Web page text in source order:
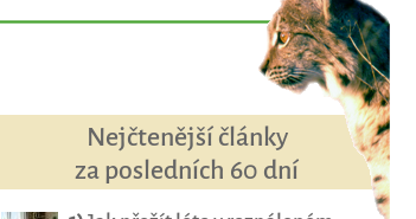
Nejčtenější články
za posledních 60 dní